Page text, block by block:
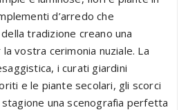
d’arredo che
tradizione creano una
vostra cerimonia nuziale. La
i curati giardini
e le piante secolari, gli scorci
una scenografia perfetta